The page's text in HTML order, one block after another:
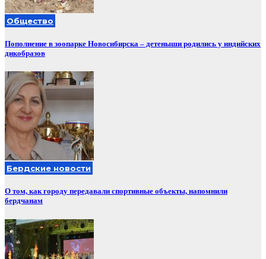
Общество
Пополнение в зоопарке Новосибирска – детеныши родились у индийских
дикобразов
Бердские новости
О том, как городу передавали спортивные объекты, напомнили
бердчанам